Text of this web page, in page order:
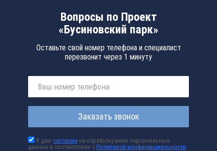
Вопросы по Проект
«Бусиновский парк»
Оставьте свой номер телефона и специалист
перезвонит через 1 минуту
Заказать звонок
Я даюсогласие на обработку моих персональных
данных в соответствии сПолитикой конфиденциальности